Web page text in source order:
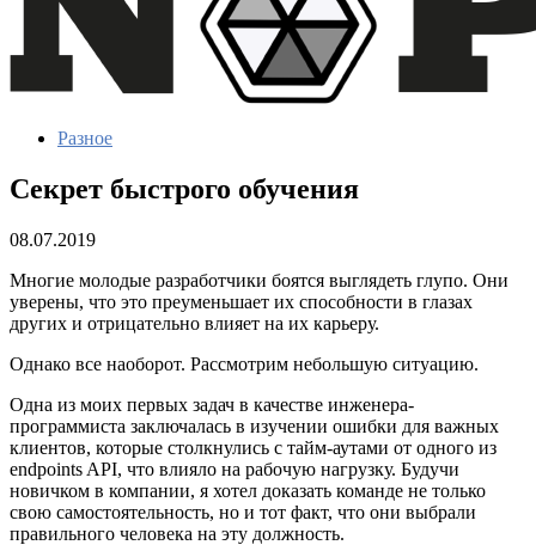
Разное
Секрет быстрого обучения
08.07.2019
Многие молодые разработчики боятся выглядеть глупо. Они
уверены, что это преуменьшает их способности в глазах
других и отрицательно влияет на их карьеру.
Однако все наоборот. Рассмотрим небольшую ситуацию.
Одна из моих первых задач в качестве инженера-
программиста заключалась в изучении ошибки для важных
клиентов, которые столкнулись с тайм-аутами от одного из
endpoints API, что влияло на рабочую нагрузку. Будучи
новичком в компании, я хотел доказать команде не только
свою самостоятельность, но и тот факт, что они выбрали
правильного человека на эту должность.